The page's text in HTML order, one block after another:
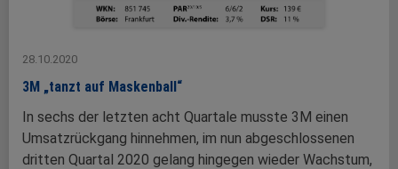
28.10.2020
3M „tanzt auf Maskenball“
In sechs der letzten acht Quartale musste 3M einen
Umsatzrückgang hinnehmen, im nun abgeschlossenen
dritten Quartal 2020 gelang hingegen wieder Wachstum,